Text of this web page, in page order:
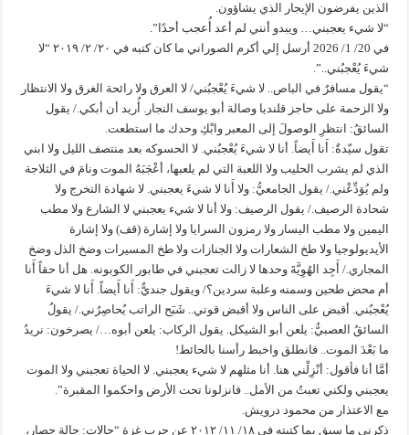
الذين يفرضون الإيجار الذي يشاؤون.
“لا شيء يعجبني… ويبدو أنني لم أعد أُعجب أحدًا”.
في 20/ 1/ 2026 أرسل إلي أكرم الصوراني ما كان كتبه في ٢٠/ ٢/ ٢٠١٩ “لا
شيءَ يُعْجبُني..”.
“يقول مسافرٌ في الباص.. لا شيءَ يُعْجبُني/ لا العرق ولا رائحة الغرق ولا الانتظار
ولا الزحمة على حاجز قلنديا وصالة أبو يوسف النجار. أُريد أن أبكي./ يقول
السائقُ: انتظرِ الوصولَ إلى المعبر وابْكِ وحدك ما استطعت.
تقول سيّدةٌ: أَنا أَيضاً. أنا لا شيءَ يُعْجبُني. لا الحسوكه بعد منتصف الليل ولا ابني
الذي لم يشرب الحليب ولا اللعبة التي لم يلعبها، أعْجَبَهُ الموت ونامَ في الثلاجة
ولم يُوَدِّعْني./ يقول الجامعيُّ: ولا أَنا لا شيءَ يعجبني. لا شهادة التخرج ولا
شحادة الرصيف./ يقول الرصيف: ولا أنا لا شيء يعجبني لا الشارع ولا مطب
اليمين ولا مطب اليسار ولا رمزون السرايا ولا إشارة (قف) ولا إشارة
الأيديولوجيا ولا طخ الشعارات ولا الجنازات ولا طخ المسيرات وضخ الذل وضخ
المجاري./ أَجِد الهُوِيَّةَ وحدها لا زالت تعجبني في طابور الكوبونه. هل أنا حقاً أَنا
أم محض طحين وسمنه وعلبة سردين؟/ ويقول جنديٌّ: أَنا أَيضاً. أَنا لا شيءَ
يُعْجبُني. أقبض على الناس ولا أقبض قوتي.. شَبَح الراتب يُحاصِرُني./ يقولُ
السائقُ العصبيُّ: يلعن أبو الشيكل. يقول الركاب: يلعن أبوه…/ يصرخون: نريدُ
ما بَعْدَ الموت.. فانطلق واخبط رأسنا بالحائط!
أمَّا أنا فأقول: أنْزِلْني هنا. أنا مثلهم لا شيء يعجبني. لا الحياة تعجبني ولا الموت
يعجبني ولكني تعبتُ من الأمل.. فانزلونا تحت الأرض واحكموا المقبرة”.
مع الاعتذار من محمود درويش.
ذكرني ما سبق بما كتبته في ١٨/ ١١/ ٢٠١٢ عن حرب غزة “حالات: حالة حصار،